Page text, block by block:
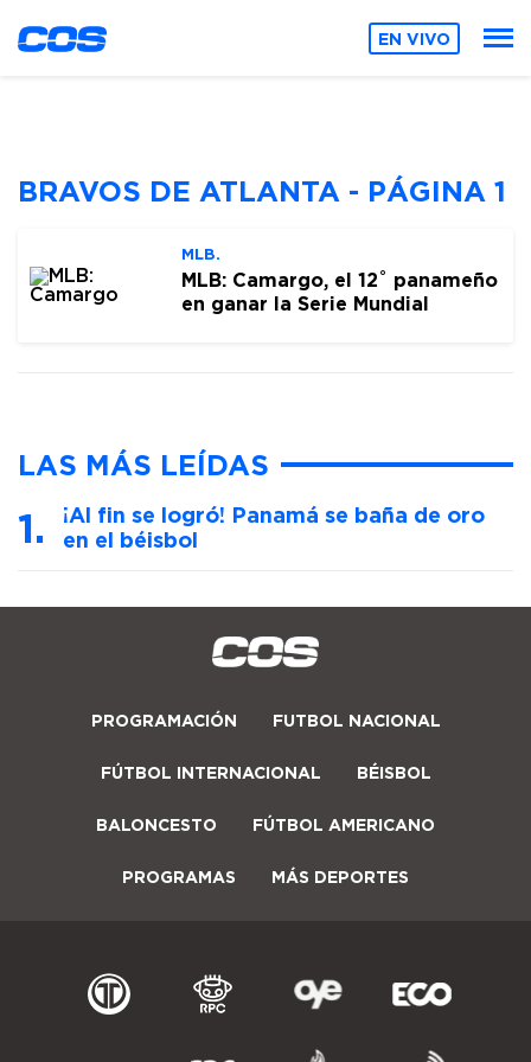
EN VIVO
BRAVOS DE ATLANTA - PÁGINA 1
MLB.
MLB: Camargo, el 12˚ panameño
en ganar la Serie Mundial
LAS MÁS LEÍDAS
¡Al fin se logró! Panamá se baña de oro
en el béisbol
PROGRAMACIÓN FUTBOL NACIONAL
FÚTBOL INTERNACIONAL BÉISBOL
BALONCESTO FÚTBOL AMERICANO
PROGRAMAS MÁS DEPORTES